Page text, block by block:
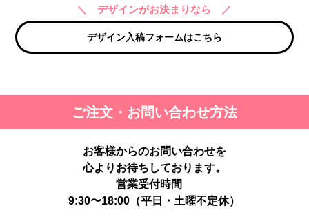
＼ デザインがお決まりなら ／
デザイン入稿フォームはこちら
ご注文・お問い合わせ方法
お客様からのお問い合わせを
心よりお待ちしております。
営業受付時間
9:30〜18:00（平日・土曜不定休）